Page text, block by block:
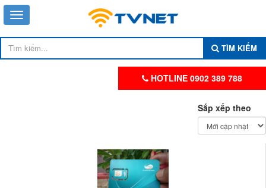
TÌM KIẾM
HOTLINE 0902 389 788
Sắp xếp theo